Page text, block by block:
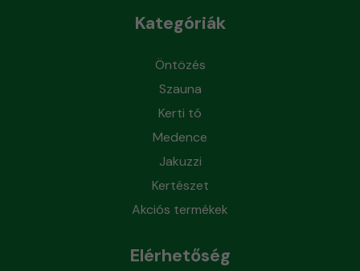
Kategóriák
Öntözés
Szauna
Kerti tó
Medence
Jakuzzi
Kertészet
Akciós termékek
Elérhetőség